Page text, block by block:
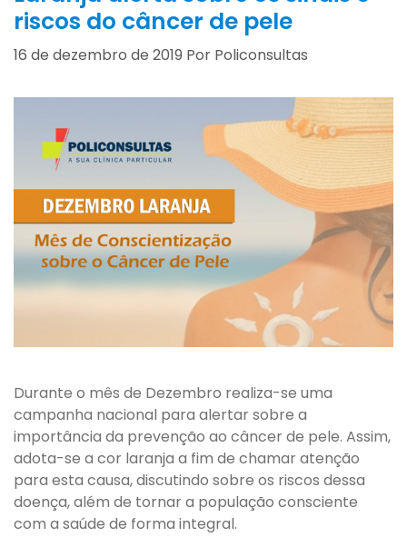
riscos do câncer de pele
16 de dezembro de 2019 Por Policonsultas
Durante o mês de Dezembro realiza-se uma
campanha nacional para alertar sobre a
importância da prevenção ao câncer de pele. Assim,
adota-se a cor laranja a fim de chamar atenção
para esta causa, discutindo sobre os riscos dessa
doença, além de tornar a população consciente
com a saúde de forma integral.